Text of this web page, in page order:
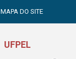
MAPA DO SITE
UFPEL